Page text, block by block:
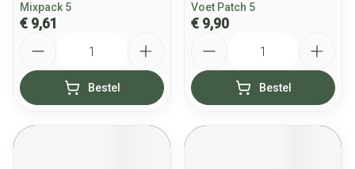
Mixpack 5
€ 9,61
Bestel
Voet Patch 5
€ 9,90
Bestel